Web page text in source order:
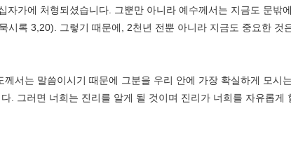
가에 처형되셨습니다. 그뿐만 아니라 예수께서는 지금도 문밖
록 3,20). 그렇기 때문에, 2천년 전뿐 아니라 지금도 중요한 것
서는 말씀이시기 때문에 그분을 우리 안에 가장 확실하게 모시
그러면 너희는 진리를 알게 될 것이며 진리가 너희를 자유롭게